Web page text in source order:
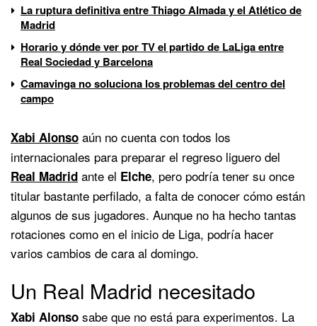
La ruptura definitiva entre Thiago Almada y el Atlético de
Madrid
Horario y dónde ver por TV el partido de LaLiga entre
Real Sociedad y Barcelona
Camavinga no soluciona los problemas del centro del
campo
Xabi Alonso aún no cuenta con todos los
internacionales para preparar el regreso liguero del
Real Madrid ante el Elche, pero podría tener su once
titular bastante perfilado, a falta de conocer cómo están
algunos de sus jugadores. Aunque no ha hecho tantas
rotaciones como en el inicio de Liga, podría hacer
varios cambios de cara al domingo.
Un Real Madrid necesitado
Xabi Alonso sabe que no está para experimentos. La